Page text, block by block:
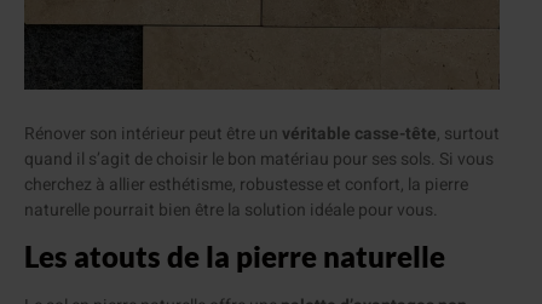
Rénover son intérieur peut être un véritable casse-tête, surtout
quand il s’agit de choisir le bon matériau pour ses sols. Si vous
cherchez à allier esthétisme, robustesse et confort, la pierre
naturelle pourrait bien être la solution idéale pour vous.
Les atouts de la pierre naturelle